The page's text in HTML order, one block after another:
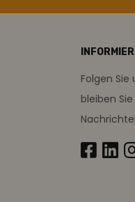
Folgen
bleiben